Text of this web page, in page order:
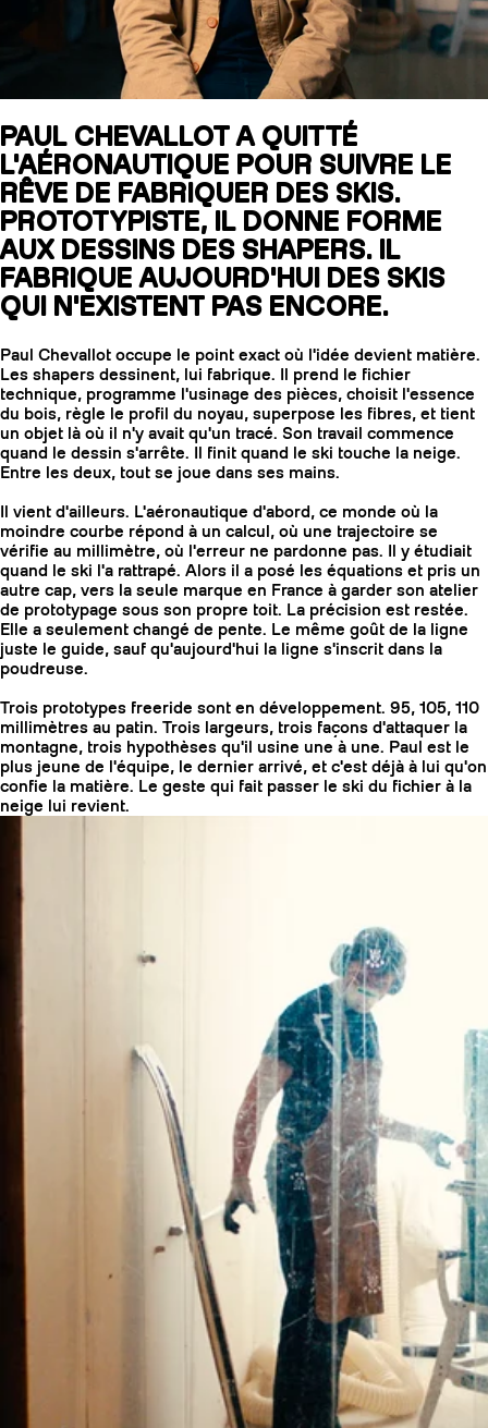
SLAP 104
SLAP 92
UBAC 102
BÂTONS
PAUL CHEVALLOT A QUITTÉ
L'AÉRONAUTIQUE POUR SUIVRE LE
RÊVE DE FABRIQUER DES SKIS.
PROTOTYPISTE, IL DONNE FORME
AUX DESSINS DES SHAPERS. IL
FABRIQUE AUJOURD'HUI DES SKIS
QUI N'EXISTENT PAS ENCORE.
Paul Chevallot occupe le point exact où l'idée devient matière.
Les shapers dessinent, lui fabrique. Il prend le fichier
technique, programme l'usinage des pièces, choisit l'essence
du bois, règle le profil du noyau, superpose les fibres, et tient
un objet là où il n'y avait qu'un tracé. Son travail commence
quand le dessin s'arrête. Il finit quand le ski touche la neige.
Entre les deux, tout se joue dans ses mains.
Il vient d'ailleurs. L'aéronautique d'abord, ce monde où la
moindre courbe répond à un calcul, où une trajectoire se
vérifie au millimètre, où l'erreur ne pardonne pas. Il y étudiait
quand le ski l'a rattrapé. Alors il a posé les équations et pris un
autre cap, vers la seule marque en France à garder son atelier
de prototypage sous son propre toit. La précision est restée.
Elle a seulement changé de pente. Le même goût de la ligne
juste le guide, sauf qu'aujourd'hui la ligne s'inscrit dans la
poudreuse.
Trois prototypes freeride sont en développement. 95, 105, 110
millimètres au patin. Trois largeurs, trois façons d'attaquer la
montagne, trois hypothèses qu'il usine une à une. Paul est le
plus jeune de l'équipe, le dernier arrivé, et c'est déjà à lui qu'on
confie la matière. Le geste qui fait passer le ski du fichier à la
neige lui revient.